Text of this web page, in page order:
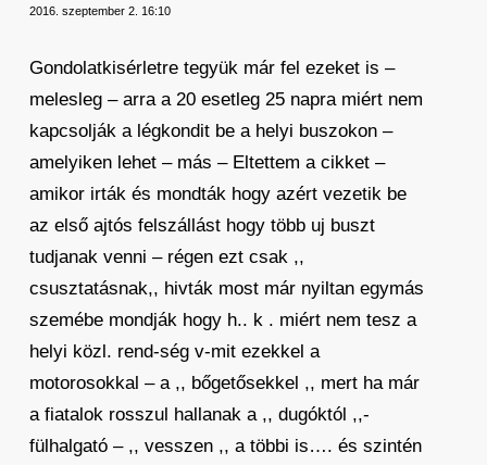
2016. szeptember 2. 16:10
Gondolatkisérletre tegyük már fel ezeket is –
melesleg – arra a 20 esetleg 25 napra miért nem
kapcsolják a légkondit be a helyi buszokon –
amelyiken lehet – más – Eltettem a cikket –
amikor irták és mondták hogy azért vezetik be
az első ajtós felszállást hogy több uj buszt
tudjanak venni – régen ezt csak ,,
csusztatásnak,, hivták most már nyiltan egymás
szemébe mondják hogy h.. k . miért nem tesz a
helyi közl. rend-ség v-mit ezekkel a
motorosokkal – a ,, bőgetősekkel ,, mert ha már
a fiatalok rosszul hallanak a ,, dugóktól ,,-
fülhalgató – ,, vesszen ,, a többi is…. és szintén